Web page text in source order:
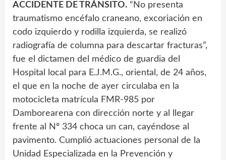
ACCIDENTE DE TRÁNSITO. “No presenta
traumatismo encéfalo craneano, excoriación en
codo izquierdo y rodilla izquierda, se realizó
radiografía de columna para descartar fracturas”,
fue el dictamen del médico de guardia del
Hospital local para E.J.M.G., oriental, de 24 años,
el que en la noche de ayer circulaba en la
motocicleta matrícula FMR-985 por
Damborearena con dirección norte y al llegar
frente al Nº 334 choca un can, cayéndose al
pavimento. Cumplió actuaciones personal de la
Unidad Especializada en la Prevención y